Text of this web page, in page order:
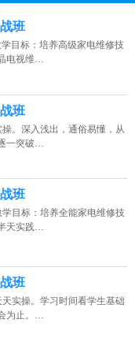
班
目标：培养高级家电维修技
电视维…
班
。深入浅出，通俗易懂，从
一突破…
班
目标：培养全能家电维修技
天实践…
班
实操。学习时间看学生基础
为止。…